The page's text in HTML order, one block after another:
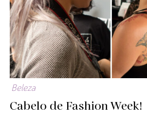
Beleza
Cabelo de Fashion Week!